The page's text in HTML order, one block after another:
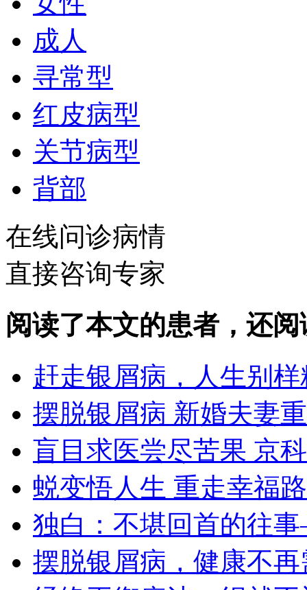
成人
寻常型
红皮病型
关节病型
背部
在线问诊病情
直接咨询专家
阅读了本文的患者，还
赶走银屑病，人生别
摆脱银屑病 新婚夫妻
盲目求医尝尽苦果 京
蜕变悟人生 重走幸福路
独白：不堪回首的往
摆脱银屑病，健康不